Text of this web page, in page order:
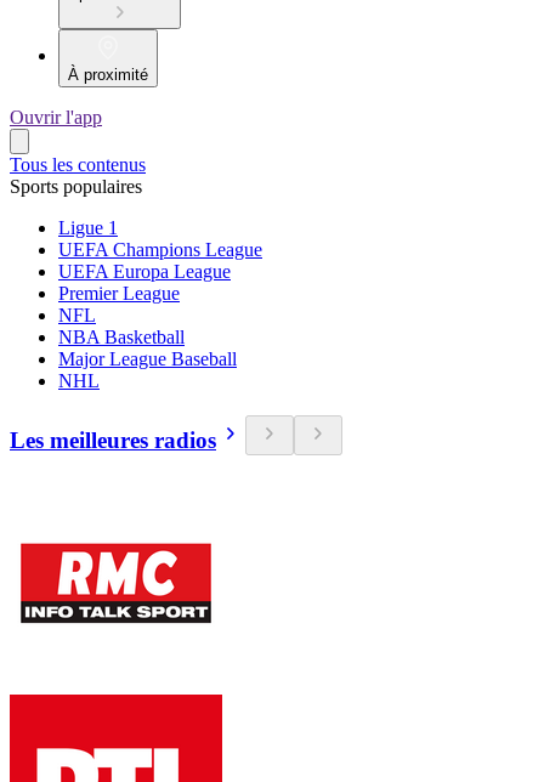
À proximité
Ouvrir l'app
Tous les contenus
Sports populaires
Ligue 1
UEFA Champions League
UEFA Europa League
Premier League
NFL
NBA Basketball
Major League Baseball
NHL
Les meilleures radios